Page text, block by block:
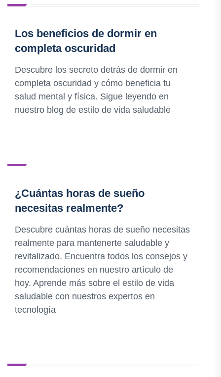
Los beneficios de dormir en
completa oscuridad
Descubre los secreto detrás de dormir en
completa oscuridad y cómo beneficia tu
salud mental y física. Sigue leyendo en
nuestro blog de estilo de vida saludable
¿Cuántas horas de sueño
necesitas realmente?
Descubre cuántas horas de sueño necesitas
realmente para mantenerte saludable y
revitalizado. Encuentra todos los consejos y
recomendaciones en nuestro artículo de
hoy. Aprende más sobre el estilo de vida
saludable con nuestros expertos en
tecnología